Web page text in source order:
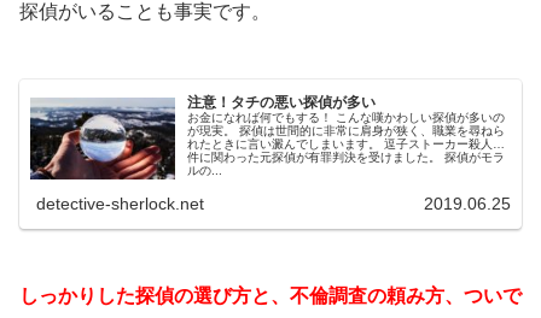
探偵がいることも事実です。
注意！タチの悪い探偵が多い
お金になれば何でもする！ こんな嘆かわしい探偵が多いの
が現実。 探偵は世間的に非常に肩身が狭く、職業を尋ねら
れたときに言い澱んでしまいます。 逗子ストーカー殺人事
件に関わった元探偵が有罪判決を受けました。 探偵がモラ
ルの...
detective-sherlock.net 2019.06.25
しっかりした探偵の選び方と、不倫調査の頼み方、ついで